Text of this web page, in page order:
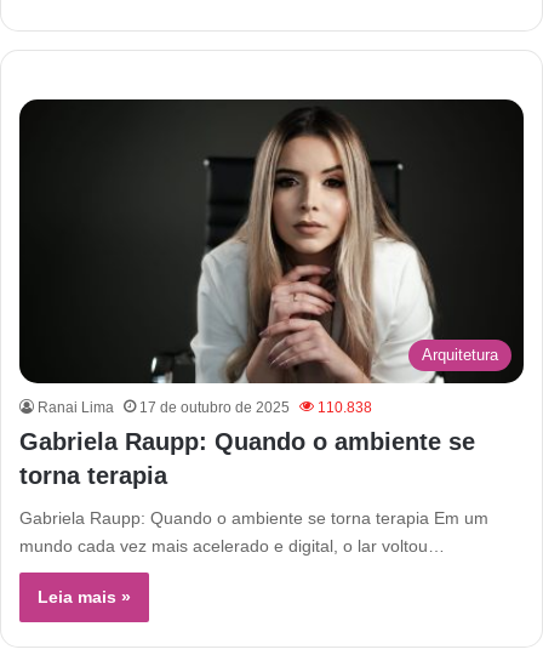
Arquitetura
Ranai Lima 17 de outubro de 2025 110.838
Gabriela Raupp: Quando o ambiente se
torna terapia
Gabriela Raupp: Quando o ambiente se torna terapia Em um
mundo cada vez mais acelerado e digital, o lar voltou…
Leia mais »